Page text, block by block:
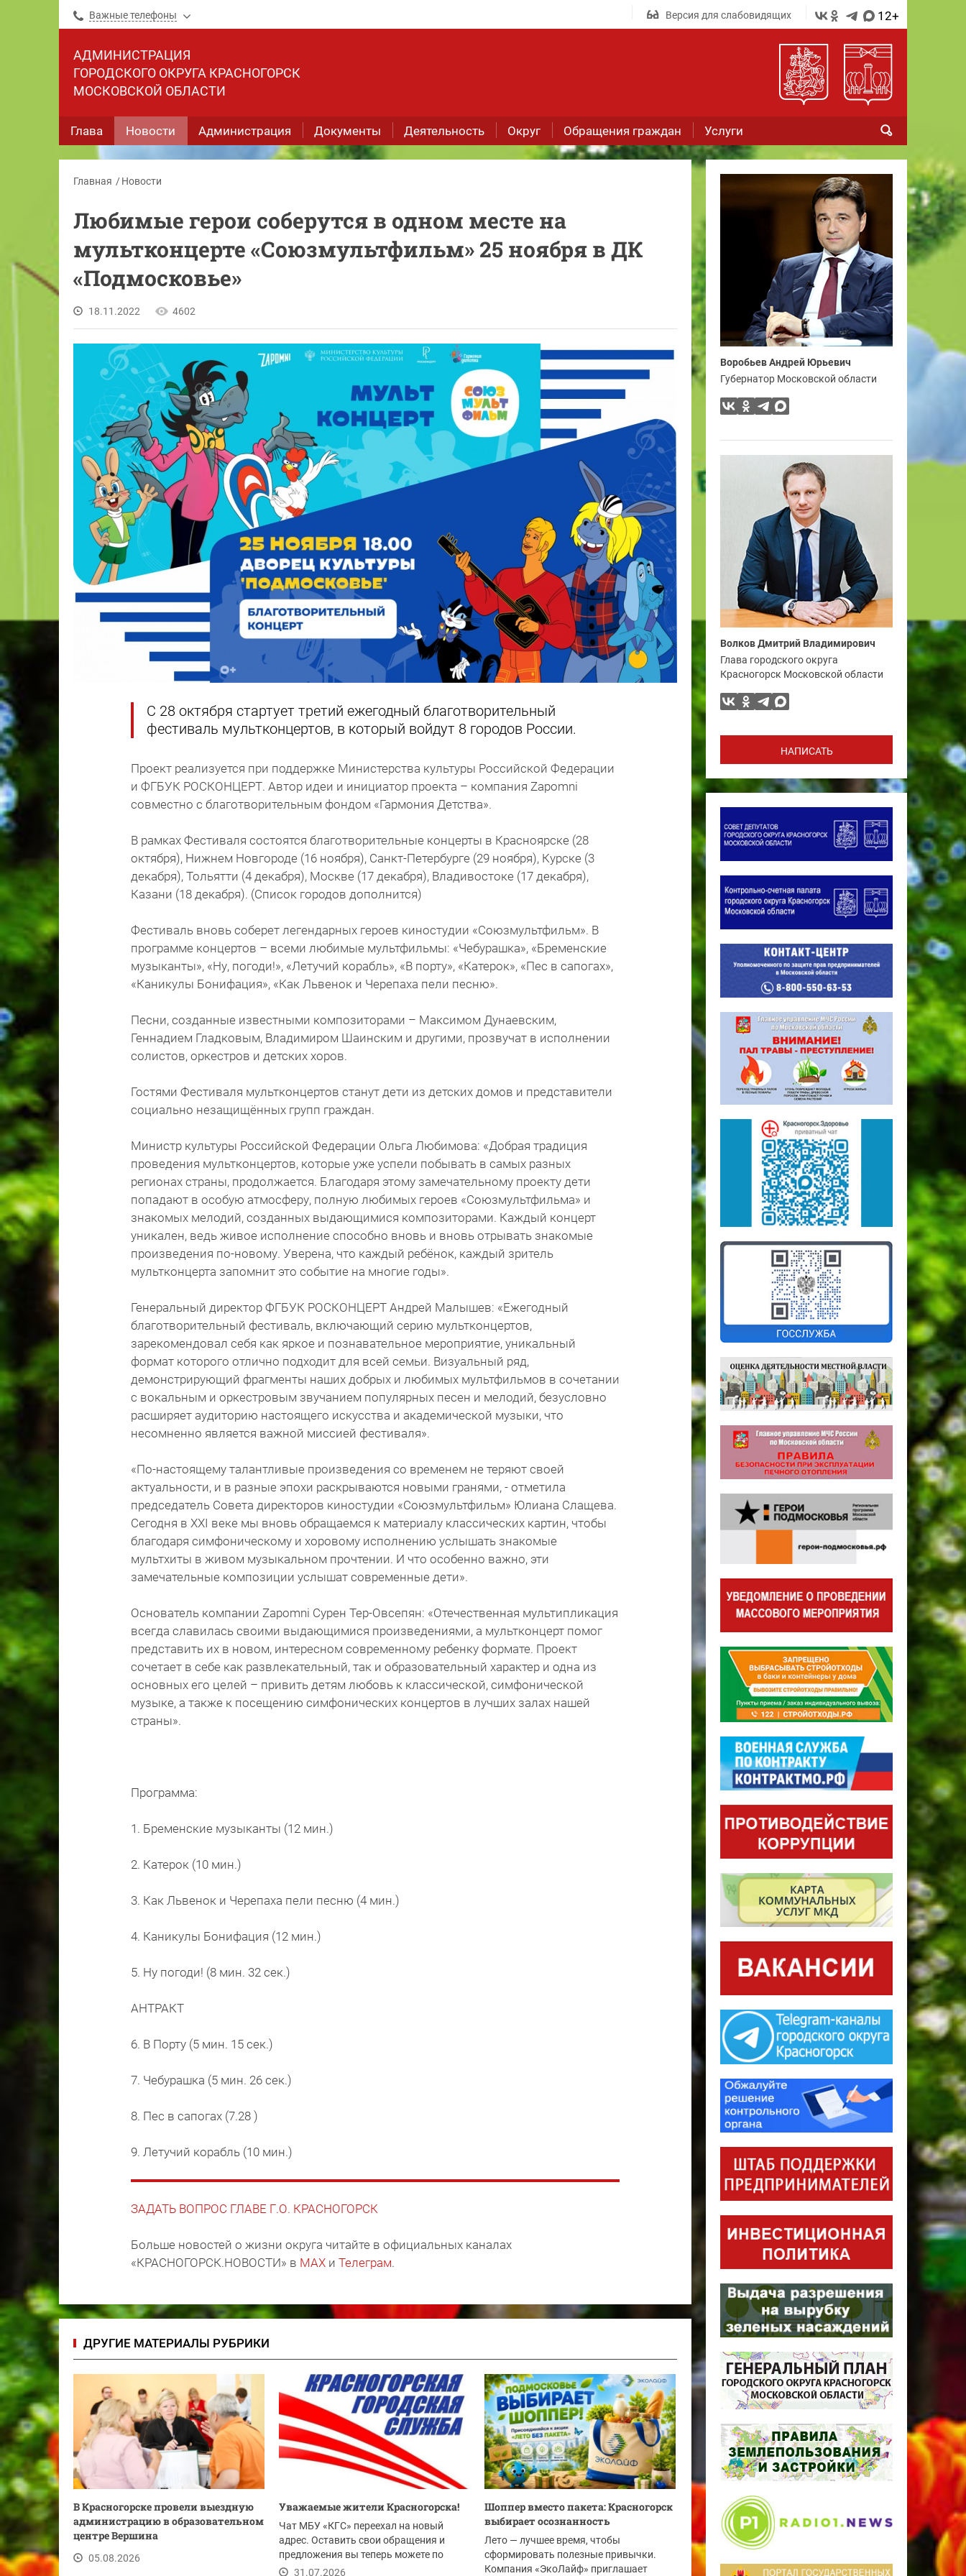
Важные телефоны Версия для слабовидящих 12+
АДМИНИСТРАЦИЯ
ГОРОДСКОГО ОКРУГА КРАСНОГОРСК
МОСКОВСКОЙ ОБЛАСТИ
Глава Новости Администрация Документы Деятельность Округ Обращения граждан Услуги
Главная Новости
Любимые герои соберутся в одном месте на
мультконцерте «Союзмультфильм» 25 ноября в ДК
«Подмосковье»
18.11.2022 4602
С 28 октября стартует третий ежегодный благотворительный
фестиваль мультконцертов, в который войдут 8 городов России.
Проект реализуется при поддержке Министерства культуры Российской Федерации
и ФГБУК РОСКОНЦЕРТ. Автор идеи и инициатор проекта – компания Zapomni
совместно с благотворительным фондом «Гармония Детства».
В рамках Фестиваля состоятся благотворительные концерты в Красноярске (28
октября), Нижнем Новгороде (16 ноября), Санкт-Петербурге (29 ноября), Курске (3
декабря), Тольятти (4 декабря), Москве (17 декабря), Владивостоке (17 декабря),
Казани (18 декабря). (Список городов дополнится)
Фестиваль вновь соберет легендарных героев киностудии «Союзмультфильм». В
программе концертов – всеми любимые мультфильмы: «Чебурашка», «Бременские
музыканты», «Ну, погоди!», «Летучий корабль», «В порту», «Катерок», «Пес в сапогах»,
«Каникулы Бонифация», «Как Львенок и Черепаха пели песню».
Песни, созданные известными композиторами – Максимом Дунаевским,
Геннадием Гладковым, Владимиром Шаинским и другими, прозвучат в исполнении
солистов, оркестров и детских хоров.
Гостями Фестиваля мультконцертов станут дети из детских домов и представители
социально незащищённых групп граждан.
Министр культуры Российской Федерации Ольга Любимова: «Добрая традиция
проведения мультконцертов, которые уже успели побывать в самых разных
регионах страны, продолжается. Благодаря этому замечательному проекту дети
попадают в особую атмосферу, полную любимых героев «Союзмультфильма» и
знакомых мелодий, созданных выдающимися композиторами. Каждый концерт
уникален, ведь живое исполнение способно вновь и вновь отрывать знакомые
произведения по-новому. Уверена, что каждый ребёнок, каждый зритель
мультконцерта запомнит это событие на многие годы».
Генеральный директор ФГБУК РОСКОНЦЕРТ Андрей Малышев: «Ежегодный
благотворительный фестиваль, включающий серию мультконцертов,
зарекомендовал себя как яркое и познавательное мероприятие, уникальный
формат которого отлично подходит для всей семьи. Визуальный ряд,
демонстрирующий фрагменты наших добрых и любимых мультфильмов в сочетании
с вокальным и оркестровым звучанием популярных песен и мелодий, безусловно
расширяет аудиторию настоящего искусства и академической музыки, что
несомненно является важной миссией фестиваля».
«По-настоящему талантливые произведения со временем не теряют своей
актуальности, и в разные эпохи раскрываются новыми гранями, - отметила
председатель Совета директоров киностудии «Союзмультфильм» Юлиана Слащева.
Сегодня в XXI веке мы вновь обращаемся к материалу классических картин, чтобы
благодаря симфоническому и хоровому исполнению услышать знакомые
мультхиты в живом музыкальном прочтении. И что особенно важно, эти
замечательные композиции услышат современные дети».
Основатель компании Zapomni Сурен Тер-Овсепян: «Отечественная мультипликация
всегда славилась своими выдающимися произведениями, а мультконцерт помог
представить их в новом, интересном современному ребенку формате. Проект
сочетает в себе как развлекательный, так и образовательный характер и одна из
основных его целей – привить детям любовь к классической, симфонической
музыке, а также к посещению симфонических концертов в лучших залах нашей
страны».
Программа:
1. Бременские музыканты (12 мин.)
2. Катерок (10 мин.)
3. Как Львенок и Черепаха пели песню (4 мин.)
4. Каникулы Бонифация (12 мин.)
5. Ну погоди! (8 мин. 32 сек.)
АНТРАКТ
6. В Порту (5 мин. 15 сек.)
7. Чебурашка (5 мин. 26 сек.)
8. Пес в сапогах (7.28 )
9. Летучий корабль (10 мин.)
ЗАДАТЬ ВОПРОС ГЛАВЕ Г.О. КРАСНОГОРСК
Больше новостей о жизни округа читайте в официальных каналах
«КРАСНОГОРСК.НОВОСТИ» в MAX и Телеграм.
ДРУГИЕ МАТЕРИАЛЫ РУБРИКИ
В Красногорске провели выездную
администрацию в образовательном
центре Вершина
05.08.2026
Уважаемые жители Красногорска!
Чат МБУ «КГС» переехал на новый
адрес. Оставить свои обращения и
предложения вы теперь можете по
ссылке.
31.07.2026
Шоппер вместо пакета: Красногорск
выбирает осознанность
Лето — лучшее время, чтобы
сформировать полезные привычки.
Компания «ЭкоЛайф» приглашает
Воробьев Андрей Юрьевич
Губернатор Московской области
Волков Дмитрий Владимирович
Глава городского округа
Красногорск Московской области
НАПИСАТЬ